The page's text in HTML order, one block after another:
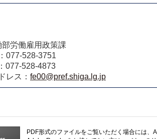
労働雇用政策課
077-528-3751
077-528-4873
レス： fe00@pref.shiga.lg.jp
PDF形式のファイルをご覧いただく場合には、